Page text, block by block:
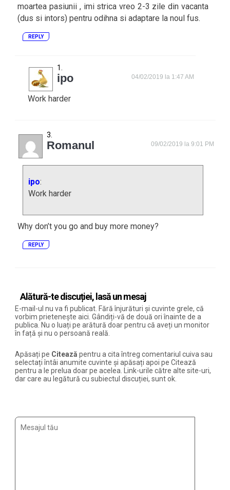
moartea pasiunii , imi strica vreo 2-3 zile din vacanta
(dus si intors) pentru odihna si adaptare la noul fus.
REPLY
ipo 04/02/2019 la 1:47 AM
Work harder
Romanul 09/02/2019 la 9:01 PM
ipo:
Work harder
Why don’t you go and buy more money?
REPLY
Alătură-te discuției, lasă un mesaj
E-mail-ul nu va fi publicat. Fără înjurături și cuvinte grele, că
vorbim prietenește aici. Gândiți-vă de două ori înainte de a
publica. Nu o luați pe arătură doar pentru că aveți un monitor
în față și nu o persoană reală.
Apăsați pe Citează pentru a cita întreg comentariul cuiva sau
selectați întâi anumite cuvinte și apăsați apoi pe Citează
pentru a le prelua doar pe acelea. Link-urile către alte site-uri,
dar care au legătură cu subiectul discuției, sunt ok.